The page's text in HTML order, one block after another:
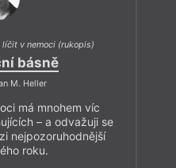
líčit v nemoci (rukopis)
básně
M. Heller
má mnohem víc
– a odvažuji se
nejpozoruhodnější
roku.